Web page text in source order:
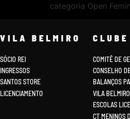
categoria Open
VILA BELMIRO
SÓCIO REI
INGRESSOS
SANTOS STORE
LICENCIAMENTO
CLUBE
COMITÊ DE
CONSELHO
BALANÇOS
VILA BELMIRO
ESCOLAS
CT MENINOS